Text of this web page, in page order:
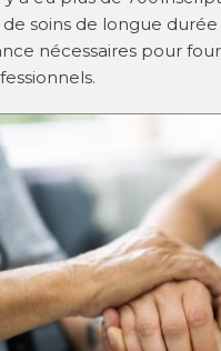
soins de longue
nécessaires pour